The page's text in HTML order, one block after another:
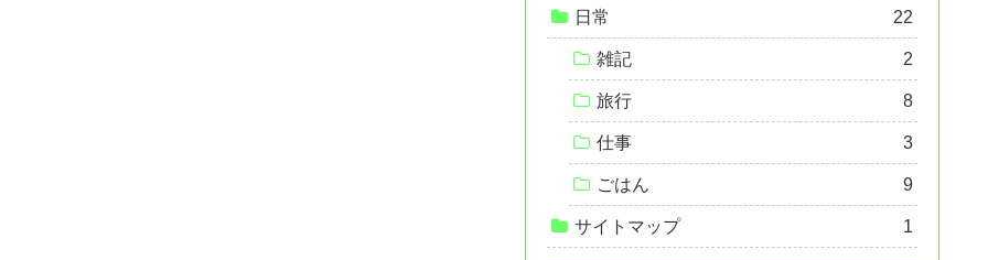
日常 22
雑記 2
旅行 8
仕事 3
ごはん 9
サイトマップ 1